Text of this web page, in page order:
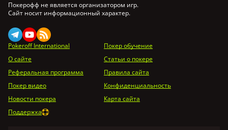
Покерофф не является организатором игр.
Сайт носит информационный характер.
Pokeroff International
Покер обучение
О сайте
Статьи о покере
Реферальная программа
Правила сайта
Покер видео
Конфиденциальность
Новости покера
Карта сайта
Поддержка